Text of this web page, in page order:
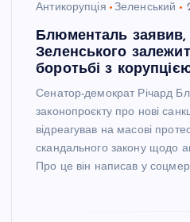
Антикорупція Зеленський
Блюменталь заявив,
Зеленського
боротьбі з
Сенатор-демократ Річард
законопроєкту про нові
відреагував на масові
скандального закону щодо
Про це він написав у